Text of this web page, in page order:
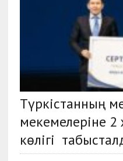
Түркістанның
мекемелеріне
көлігі